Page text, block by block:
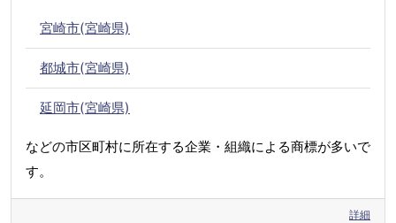
宮崎市(宮崎県)
都城市(宮崎県)
延岡市(宮崎県)
などの市区町村に所在する企業・組織による商標が多いで
す。
詳細